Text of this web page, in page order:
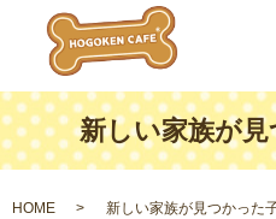
新しい家族が
HOME 新しい家族が見つかった